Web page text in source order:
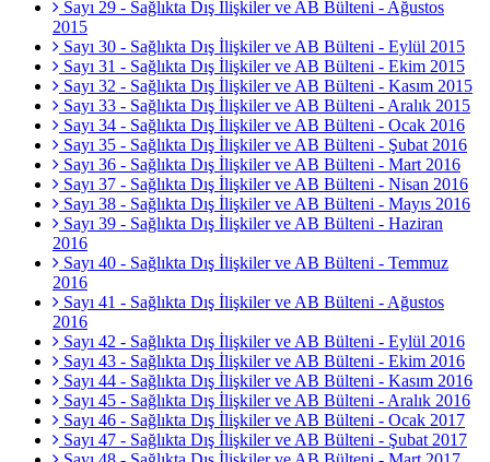
Sayı 29 - Sağlıkta Dış İlişkiler ve AB Bülteni - Ağustos
2015
Sayı 30 - Sağlıkta Dış İlişkiler ve AB Bülteni - Eylül 2015
Sayı 31 - Sağlıkta Dış İlişkiler ve AB Bülteni - Ekim 2015
Sayı 32 - Sağlıkta Dış İlişkiler ve AB Bülteni - Kasım 2015
Sayı 33 - Sağlıkta Dış İlişkiler ve AB Bülteni - Aralık 2015
Sayı 34 - Sağlıkta Dış İlişkiler ve AB Bülteni - Ocak 2016
Sayı 35 - Sağlıkta Dış İlişkiler ve AB Bülteni - Şubat 2016
Sayı 36 - Sağlıkta Dış İlişkiler ve AB Bülteni - Mart 2016
Sayı 37 - Sağlıkta Dış İlişkiler ve AB Bülteni - Nisan 2016
Sayı 38 - Sağlıkta Dış İlişkiler ve AB Bülteni - Mayıs 2016
Sayı 39 - Sağlıkta Dış İlişkiler ve AB Bülteni - Haziran
2016
Sayı 40 - Sağlıkta Dış İlişkiler ve AB Bülteni - Temmuz
2016
Sayı 41 - Sağlıkta Dış İlişkiler ve AB Bülteni - Ağustos
2016
Sayı 42 - Sağlıkta Dış İlişkiler ve AB Bülteni - Eylül 2016
Sayı 43 - Sağlıkta Dış İlişkiler ve AB Bülteni - Ekim 2016
Sayı 44 - Sağlıkta Dış İlişkiler ve AB Bülteni - Kasım 2016
Sayı 45 - Sağlıkta Dış İlişkiler ve AB Bülteni - Aralık 2016
Sayı 46 - Sağlıkta Dış İlişkiler ve AB Bülteni - Ocak 2017
Sayı 47 - Sağlıkta Dış İlişkiler ve AB Bülteni - Şubat 2017